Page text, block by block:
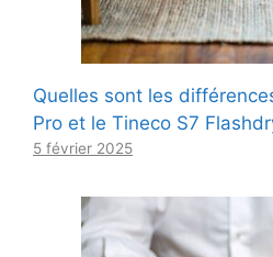
Quelles sont les
Pro et le Tineco S7
5 février 2025